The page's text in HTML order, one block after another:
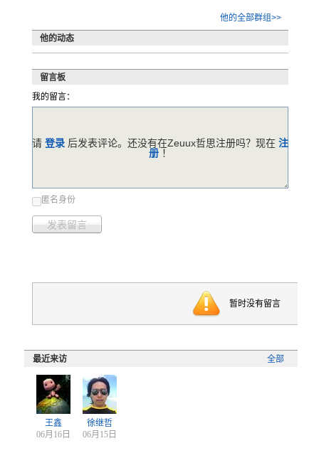
他的全部群组>>
他的动态
留言板
我的留言：
匿名身份
发表留言
请 登录 后发表评论。还没有在Zeuux哲思注册吗？现在 注
册 ！
暂时没有留言
全部
最近来访
王鑫
06月16日
徐继哲
06月15日